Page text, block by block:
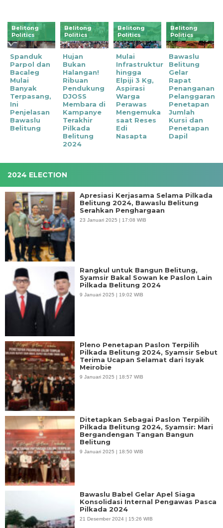
Belitong
Politics
Spanduk
Parpol dan
Bacaleg
Mulai
Banyak
Terpasang,
Ini
Penjelasan
Bawaslu
Belitung
Belitong
Politics
Hujan
Bukan
Halangan!
Ribuan
Pendukung
DJOSS
Membara di
Kampanye
Terakhir
Pilkada
Belitung
2024
Belitong
Politics
Mulai
Infrastruktur
hingga
Elpiji 3 Kg,
Aspirasi
Warga
Perawas
Mengemuka
saat Reses
Edi
Nasapta
Belitong
Politics
Bawaslu
Belitung
Gelar
Rapat
Penanganan
Pelanggaran
Penetapan
Jumlah
Kursi dan
Penetapan
Dapil
2024 ELECTION
Apresiasi Kerjasama Selama Pilkada
Belitung 2024, Bawaslu Belitung
Serahkan Penghargaan
23 Januari 2025 | 17:08 WIB
Rangkul untuk Bangun Belitung,
Syamsir Bakal Sowan ke Paslon Lain
Pilkada Belitung 2024
9 Januari 2025 | 19:02 WIB
Pleno Penetapan Paslon Terpilih
Pilkada Belitung 2024, Syamsir Sebut
Terima Ucapan Selamat dari Isyak
Meirobie
9 Januari 2025 | 18:57 WIB
Ditetapkan Sebagai Paslon Terpilih
Pilkada Belitung 2024, Syamsir: Mari
Bergandengan Tangan Bangun
Belitung
9 Januari 2025 | 18:50 WIB
Bawaslu Babel Gelar Apel Siaga
Konsolidasi Internal Pengawas Pasca
Pilkada 2024
21 Desember 2024 | 15:26 WIB